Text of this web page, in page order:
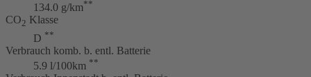
134.0 g/km**
CO2 Klasse
D **
Verbrauch komb. b. entl. Batterie
5.9 l/100km **